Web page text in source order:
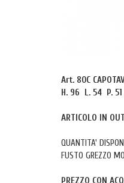
Art. 80C
H. 96 L. 54 P. 51
ARTICOLO IN
QUANTITA'
FUSTO GREZZO
PREZZO CON